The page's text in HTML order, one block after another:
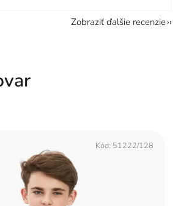
Zobraziť ďalšie recenzie
Kód: 51222/128